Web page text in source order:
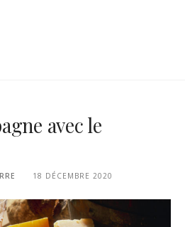
avec le
18 DÉCEMBRE 2020